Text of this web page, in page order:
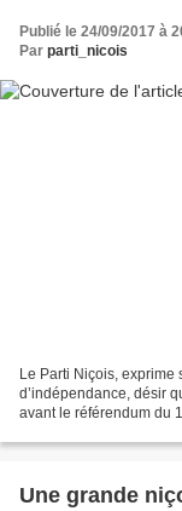
Publié le 24/09/2017 à
Par parti_nicois
Le Parti Niçois,
d’indépendance, désir
avant le référendum du
Une grande